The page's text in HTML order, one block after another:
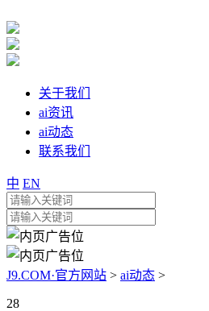
关于我们
ai资讯
ai动态
联系我们
中 EN
J9.COM·官方网站 > ai动态 >
28